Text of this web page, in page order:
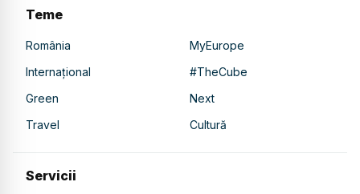
Teme
România
MyEurope
Internațional
#TheCube
Green
Next
Travel
Cultură
Servicii